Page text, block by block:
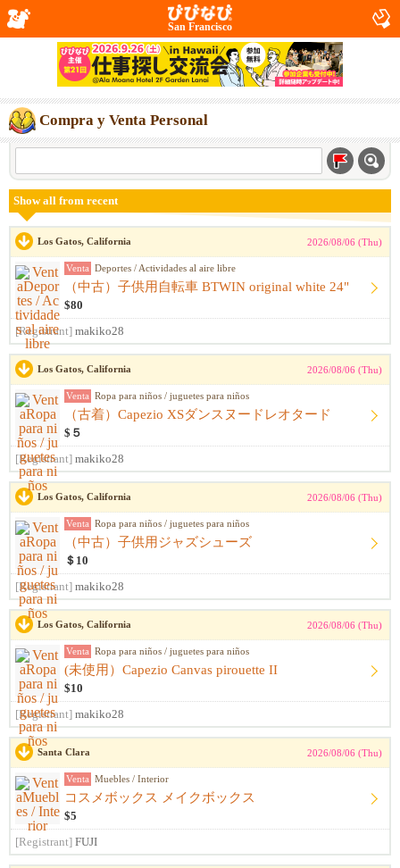
San Francisco
Compra y Venta Personal
Show all from recent
Los Gatos, California 2026/08/06 (Thu)
Venta Deportes / Actividades al aire libre
（中古）子供用自転車 BTWIN original white 24"
$80
[Registrant] makiko28
Los Gatos, California 2026/08/06 (Thu)
Venta Ropa para niños / juguetes para niños
（古着）Capezio XSダンスヌードレオタード
$５
[Registrant] makiko28
Los Gatos, California 2026/08/06 (Thu)
Venta Ropa para niños / juguetes para niños
（中古）子供用ジャズシューズ
＄10
[Registrant] makiko28
Los Gatos, California 2026/08/06 (Thu)
Venta Ropa para niños / juguetes para niños
(未使用）Capezio Canvas pirouette II
$10
[Registrant] makiko28
Santa Clara 2026/08/06 (Thu)
Venta Muebles / Interior
コスメボックス メイクボックス
$5
[Registrant] FUJI